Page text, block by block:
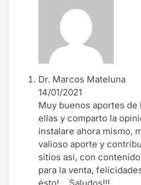
Dr. Marcos Mateluna
14/01/2021
Muy buenos aportes de
ellas y comparto la
instalare ahora mismo,
valioso aporte y
sitios así, con
para la venta,